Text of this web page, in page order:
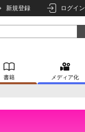
新規登録 ログイン
書籍 メディア化